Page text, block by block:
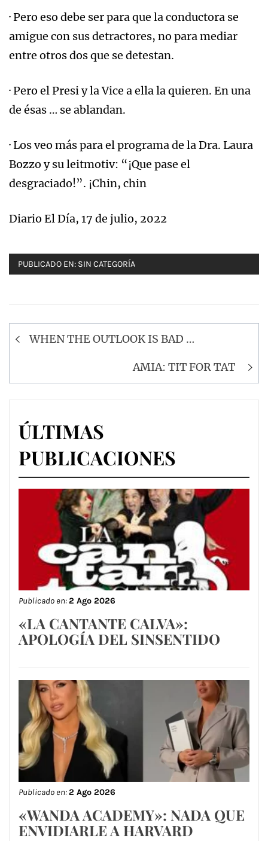
· Pero eso debe ser para que la conductora se
amigue con sus detractores, no para mediar
entre otros dos que se detestan.
· Pero el Presi y la Vice a ella la quieren. En una
de ésas … se ablandan.
· Los veo más para el programa de la Dra. Laura
Bozzo y su leitmotiv: “¡Que pase el
desgraciado!”. ¡Chin, chin
Diario El Día, 17 de julio, 2022
PUBLICADO EN: SIN CATEGORÍA
Navegación
WHEN THE OUTLOOK IS BAD …
AMIA: TIT FOR TAT
ÚLTIMAS
PUBLICACIONES
Publicado en:2 Ago 2026
«LA CANTANTE CALVA»:
APOLOGÍA DEL SINSENTIDO
Publicado en:2 Ago 2026
«WANDA ACADEMY»: NADA QUE
ENVIDIARLE A HARVARD